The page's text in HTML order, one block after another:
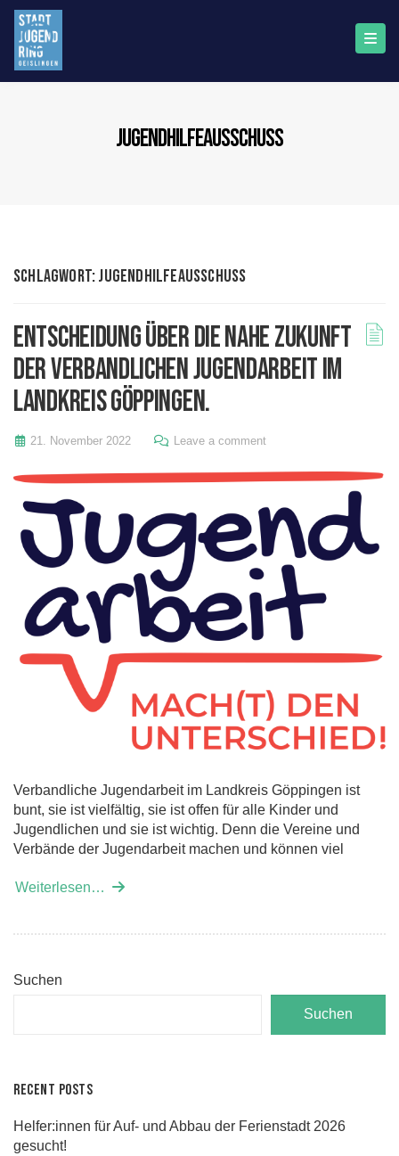
jugendhilfeausschuss
Schlagwort:jugendhilfeausschuss
Entscheidung über die nahe Zukunft
der verbandlichen Jugendarbeit im
Landkreis Göppingen.
21. November 2022 Leave a comment
Verbandliche Jugendarbeit im Landkreis Göppingen ist
bunt, sie ist vielfältig, sie ist offen für alle Kinder und
Jugendlichen und sie ist wichtig. Denn die Vereine und
Verbände der Jugendarbeit machen und können viel
Weiterlesen…
Suchen
Suchen
Recent Posts
Helfer:innen für Auf- und Abbau der Ferienstadt 2026
gesucht!